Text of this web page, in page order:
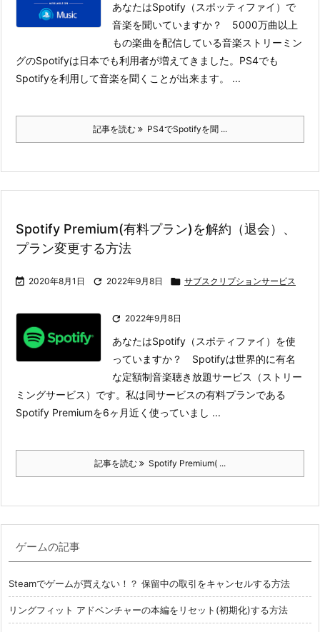
あなたはSpotify（スポッティファイ）で
音楽を聞いていますか？ 5000万曲以上
もの楽曲を配信している音楽ストリーミン
グのSpotifyは日本でも利用者が増えてきました。PS4でも
Spotifyを利用して音楽を聞くことが出来ます。 ...
記事を読む PS4でSpotifyを聞 ...
Spotify Premium(有料プラン)を解約（退会）、
プラン変更する方法
 2020年8月1日  2022年9月8日  サブスクリプションサービス
 2022年9月8日
あなたはSpotify（スポティファイ）を使
っていますか？ Spotifyは世界的に有名
な定額制音楽聴き放題サービス（ストリー
ミングサービス）です。私は同サービスの有料プランである
Spotify Premiumを6ヶ月近く使っていまし ...
記事を読む Spotify Premium( ...
ゲームの記事
Steamでゲームが買えない！？ 保留中の取引をキャンセルする方法
リングフィット アドベンチャーの本編をリセット(初期化)する方法